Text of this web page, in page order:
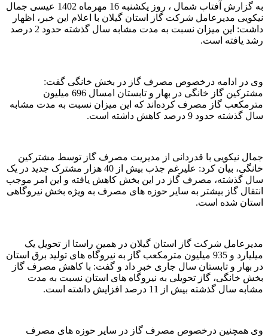
به گزارش آفتاب شمال ، روز یکشنبه 16 مهرماه 1402 عیسی جمال
نیکویی مدیرعامل شرکت گاز استان گیلان با اعلام این خبر، اظهار
داشت: این میزان نسبت به مدت مشابه سال گذشته حدود 2 درصد
رشد یافته است.
وی در ادامه درخصوص مصرف گاز در بخش خانگی گفت:
مشترکین گاز خانگی در بهار و تابستان امسال 696 میلیون
مترمکعب گاز مصرف کرده‌اند که این میزان نسبت به مدت مشابه
سال گذشته حدود 9 درصد کاهش داشته است.
جمال نیکویی با قدردانی از مدیریت مصرف گاز توسط مشترکین
خانگی، بیان کرد: علیرغم جذب بیش از 40 هزار مشترک جدید در یک
سال گذشته، مصرف گاز در این بخش کاهش یافته و این امر موجب
انتقال گاز بیشتر به سایر حوزه های مصرف به ویژه بخش نیروگاهی
استان شده است.
مدیرعامل شرکت گاز استان گیلان در همین راستا از تحویل یک
میلیارد و 935 میلیون مترمکعب گاز به نیروگاه های تولید برق استان
در بهار و تابستان سال جاری خبر داد و گفت: با کاهش مصرف گاز
بخش خانگی، گاز تحویلی به نیروگاه های استان نسبت به مدت
مشابه سال گذشته بیش از 11 درصد افزایش داشته است.
وی همچنین درخصوص مصرف گاز در سایر حوزه های مصرف